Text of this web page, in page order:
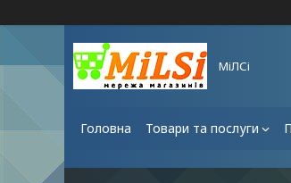
МіЛСі
Головна Товари та послуги